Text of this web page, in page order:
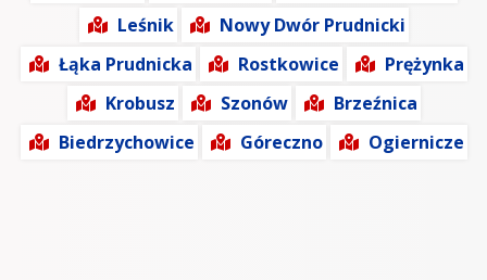
Leśnik
Nowy Dwór Prudnicki
Łąka Prudnicka
Rostkowice
Prężynka
Krobusz
Szonów
Brzeźnica
Biedrzychowice
Góreczno Ogiernicze